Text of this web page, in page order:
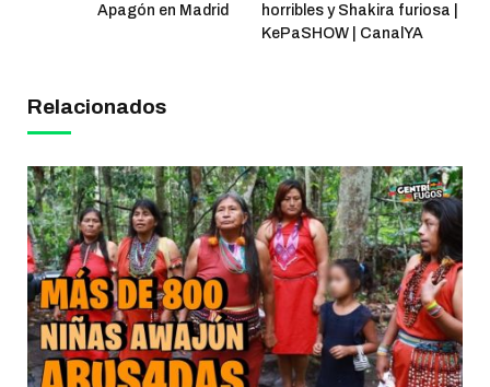
Apagón en Madrid
horribles y Shakira furiosa |
KePaSHOW | CanalYA
Relacionados